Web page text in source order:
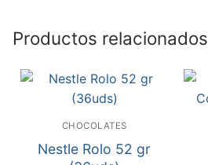
Productos relacionados
CHOCOLATES
Nestle Rolo 52 gr